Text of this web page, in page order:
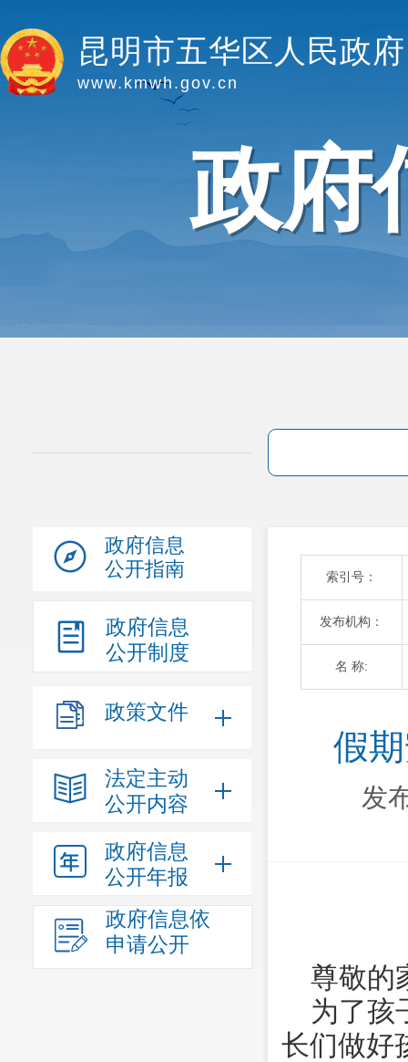
昆明市五华区人民政府
www.kmwh.gov.cn
政府
政府信息
公开指南
政府信息
公开制度
政策文件
法定主动
公开内容
政府信息
公开年报
政府信息依
申请公开
索引号：
发布机构：
名 称:
假
发
尊敬的
为了孩
长们做好